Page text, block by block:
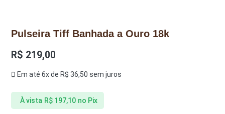
Pulseira Tiff Banhada a Ouro 18k
R$ 219,00
Em até 6x de R$ 36,50 sem juros
À vista R$197,10 no Pix